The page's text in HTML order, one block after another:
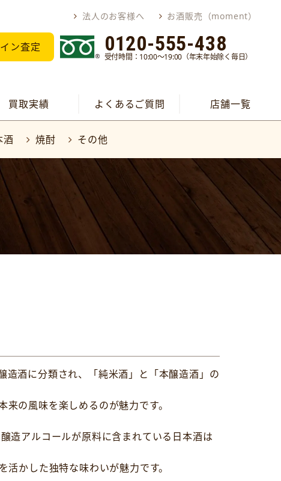
法人のお客様へ お酒販売（moment）
ン査定 0120-555-438
受付時間：10:00～19:00（年末年始除く毎日）
買取実績 よくあるご質問 店舗一覧
酒 焼酎 その他
造酒に分類され、「純米酒」と「本醸造酒」の
の風味を楽しめるのが魅力です。
造アルコールが原料に含まれている日本酒は
かした独特な味わいが魅力です。